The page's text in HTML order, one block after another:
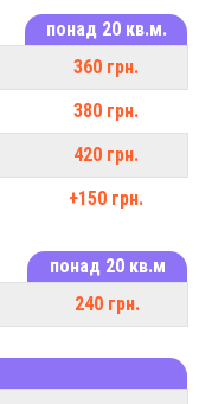
понад 20 кв.м.
360 грн.
380 грн.
420 грн.
+150 грн.
понад 20 кв.м
240 грн.